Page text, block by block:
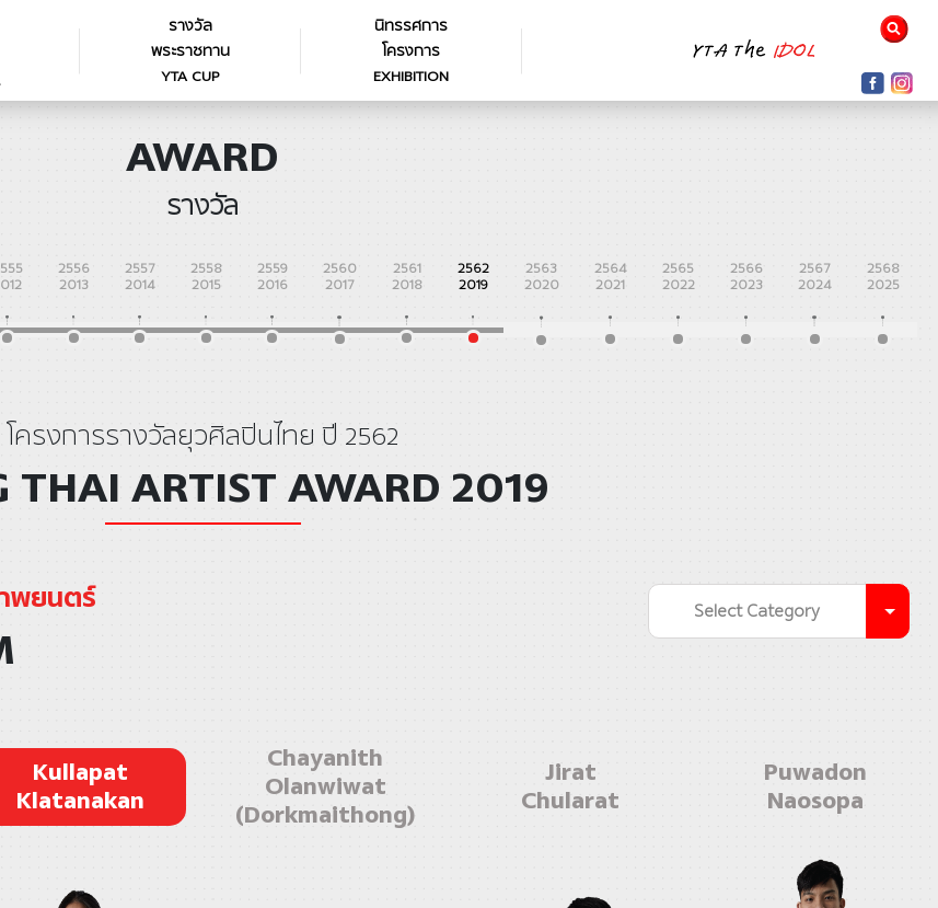
รางวัล
พระราชทาน
YTA CUP
นิทรรศการ
โครงการ
EXHIBITION
AWARD
รางวัล
2556
2013
2557
2014
2558
2015
2559
2016
2560
2017
2561
2018
2562
2019
2563
2020
2564
2021
2565
2022
2566
2023
2567
2024
2568
2025
โครงการรางวัลยุวศิลปินไทย ปี 2562
THAI ARTIST AWARD 2019
พยนตร์ Select Category
Kullapat
Klatanakan
Chayanith
Olanwiwat
(Dorkmaithong)
Jirat
Chularat
Puwadon
Naosopa